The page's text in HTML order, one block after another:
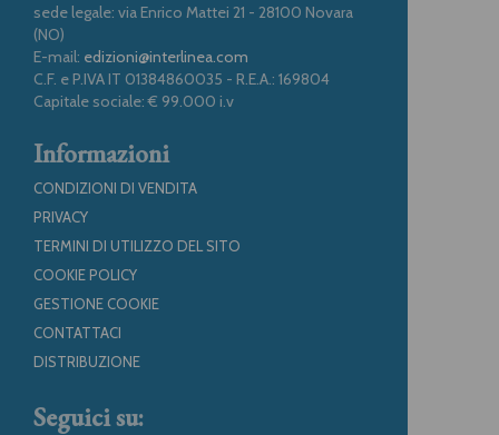
sede legale: via Enrico Mattei 21 - 28100 Novara
(NO)
E-mail: edizioni@interlinea.com
C.F. e P.IVA IT 01384860035 - R.E.A.: 169804
Capitale sociale: € 99.000 i.v
Informazioni
CONDIZIONI DI VENDITA
PRIVACY
TERMINI DI UTILIZZO DEL SITO
COOKIE POLICY
GESTIONE COOKIE
CONTATTACI
DISTRIBUZIONE
Seguici su: